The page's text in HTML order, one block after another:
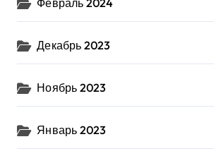
Февраль 2024
Декабрь 2023
Ноябрь 2023
Январь 2023